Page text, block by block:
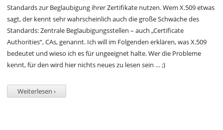
Standards zur Beglaubigung ihrer Zertifikate nutzen. Wem X.509 etwas
sagt, der kennt sehr wahrscheinlich auch die große Schwäche des
Standards: Zentrale Beglaubigungsstellen – auch „Certificate
Authorities“, CAs, genannt. Ich will im Folgenden erklären, was X.509
bedeutet und wieso ich es für ungeeignet halte. Wer die Probleme
kennt, für den wird hier nichts neues zu lesen sein … ;)
Weiterlesen ›